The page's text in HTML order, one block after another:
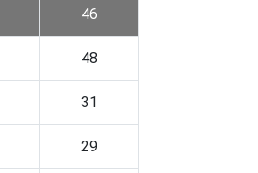
46
48
31
29